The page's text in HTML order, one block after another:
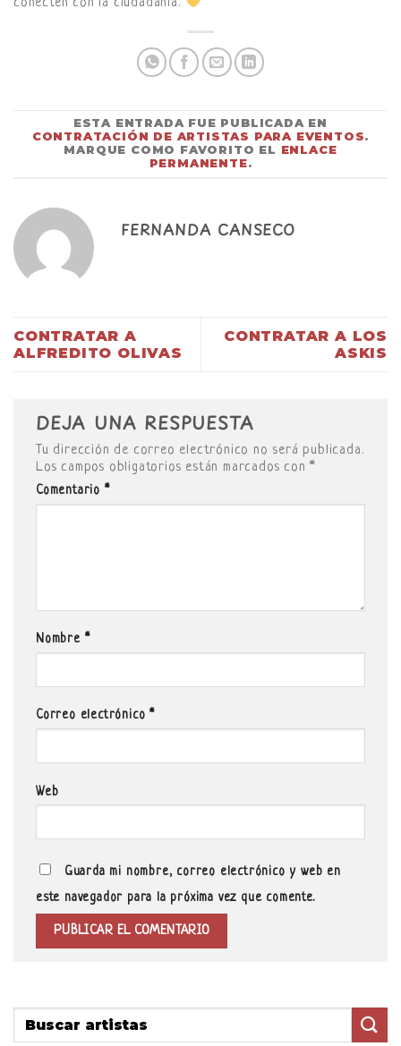
conecten con la ciudadanía.
ESTA ENTRADA FUE PUBLICADA EN
CONTRATACIÓN DE ARTISTAS PARA EVENTOS.
MARQUE COMO FAVORITO EL ENLACE
PERMANENTE.
FERNANDA CANSECO
CONTRATAR A
ALFREDITO OLIVAS
CONTRATAR A LOS
ASKIS
DEJA UNA RESPUESTA
Tu dirección de correo electrónico no será publicada.
Los campos obligatorios están marcados con*
Comentario *
Nombre *
Correo electrónico*
Web
Guarda mi nombre, correo electrónico y web en
este navegador para la próxima vez que comente.